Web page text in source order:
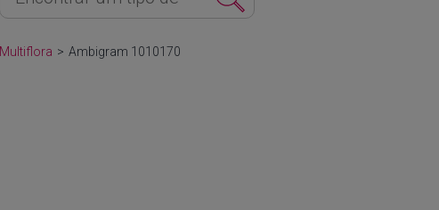
Multiflora > Ambigram 1010170